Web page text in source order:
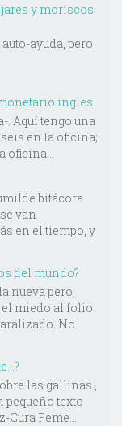
y moriscos
ayuda, pero
ingles.
. Aquí tengo una
en la oficina;
oficina...
bitácora
van
en el tiempo, y
del mundo?
nueva pero,
el miedo al folio
No
las gallinas ,
pequeño texto
Feme...